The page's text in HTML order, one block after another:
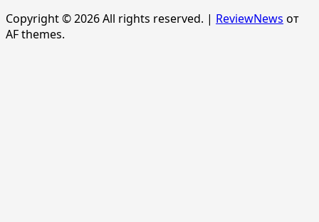
Copyright © 2026 All rights reserved. | ReviewNews от
AF themes.